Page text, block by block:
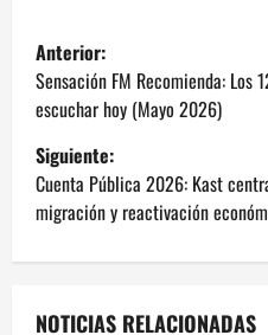
N
a
v
e
Anterior:
Sensación FM Recomienda: Los
escuchar hoy (Mayo 2026)
Siguiente:
Cuenta Pública 2026: Kast
migración y reactivación
NOTICIAS RELACIONADAS